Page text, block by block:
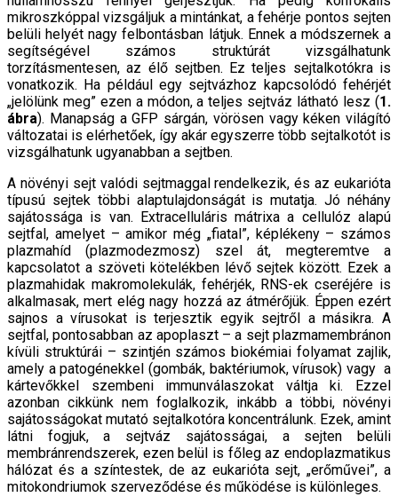
mikroszkóppal vizsgáljuk a mintánkat, a fehérje pontos sejten
belüli helyét nagy felbontásban látjuk. Ennek a módszernek a
segítségével számos struktúrát vizsgálhatunk
torzításmentesen, az élő sejtben. Ez teljes sejtalkotókra is
vonatkozik. Ha például egy sejtvázhoz kapcsolódó fehérjét
„jelölünk meg” ezen a módon, a teljes sejtváz látható lesz (1.
ábra). Manapság a GFP sárgán, vörösen vagy kéken világító
változatai is elérhetőek, így akár egyszerre több sejtalkotót is
vizsgálhatunk ugyanabban a sejtben.
A növényi sejt valódi sejtmaggal rendelkezik, és az eukarióta
típusú sejtek többi alaptulajdonságát is mutatja. Jó néhány
sajátossága is van. Extracelluláris mátrixa a cellulóz alapú
sejtfal, amelyet – amikor még „fiatal”, képlékeny – számos
plazmahíd (plazmodezmosz) szel át, megteremtve a
kapcsolatot a szöveti kötelékben lévő sejtek között. Ezek a
plazmahidak makromolekulák, fehérjék, RNS-ek cseréjére is
alkalmasak, mert elég nagy hozzá az átmérőjük. Éppen ezért
sajnos a vírusokat is terjesztik egyik sejtről a másikra. A
sejtfal, pontosabban az apoplaszt – a sejt plazmamembránon
kívüli struktúrái – szintjén számos biokémiai folyamat zajlik,
amely a patogénekkel (gombák, baktériumok, vírusok) vagy a
kártevőkkel szembeni immunválaszokat váltja ki. Ezzel
azonban cikkünk nem foglalkozik, inkább a többi, növényi
sajátosságokat mutató sejtalkotóra koncentrálunk. Ezek, amint
látni fogjuk, a sejtváz sajátosságai, a sejten belüli
membránrendszerek, ezen belül is főleg az endoplazmatikus
hálózat és a színtestek, de az eukarióta sejt, „erőművei”, a
mitokondriumok szerveződése és működése is különleges.